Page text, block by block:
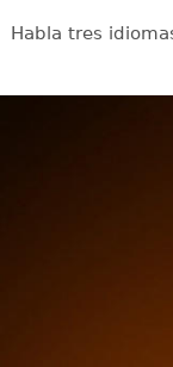
Habla tres